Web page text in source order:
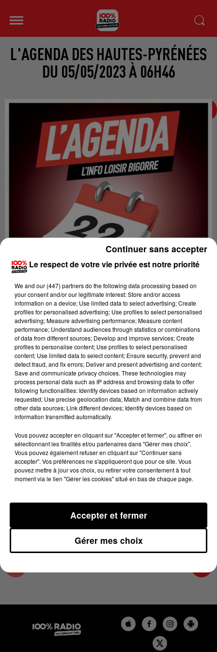
L'AGENDA DES HAUTES-PYRÉNÉES
DU 05/05/2023 À 06H46
Lecture (1 min 14 sec)
100%
L'agenda des Hautes-Pyrénées
5 mai 2023 - 1 min 14 sec
L'AGENDA DES HAUTES-PYRÉNÉES DU
05/05/2023 À 06H46
L'agenda des Hautes-Pyrénées
Le respect de votre vie privée est notre priorité
We and our (447) partnersdo the following data processing based on
your consent and/or our legitimate interest: Store and/or access
information on a device; Use limited data to select advertising; Create
profiles for personalised advertising; Use profiles to select personalised
advertising; Measure advertising performance; Measure content
performance; Understand audiences through statistics or combinations
of data from different sources; Develop and improve services; Create
profiles to personalise content; Use profiles to select personalised
content; Use limited data to select content; Ensure security, prevent and
detect fraud, and fix errors; Deliver and present advertising and content;
Save and communicate privacy choices. These technologies may
process personal data such as IP address and browsing data to offer
following functionalities: Identify devices based on information actively
requested; Use precise geolocation data; Match and combine data from
other data sources; Link different devices; Identify devices based on
information transmitted automatically.
Vous pouvez accepter en cliquant sur "Accepter et fermer", ou affiner en
sélectionnant les finalités et/ou partenaires dans "Gérer mes choix".
Vous pouvez également refuser en cliquant sur "Continuer sans
accepter". Vos préférences ne s'appliqueront que pour ce site. Vous
pouvez mettre à jour vos choix, ou retirer votre consentement à tout
moment via le lien "Gérer les cookies" situé en bas de chaque page.
Gérer mes choix
Accepter et fermer
Continuer sans accepter